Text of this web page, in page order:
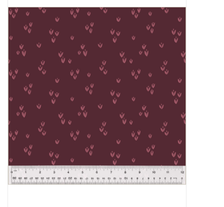
Laatste Kans
Cadeaubonnen
Nanno Blog
Merken
Beloningen